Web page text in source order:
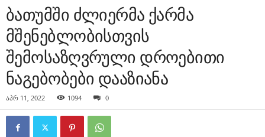
ბათუმში ძლიერმა ქარმა
მშენებლობისთვის
შემოსაზღვრული დროებითი
ნაგებობები დააზიანა
აპრ 11, 2022 1094 0